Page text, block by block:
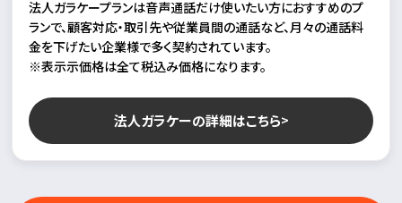
法人ガラケープランは音声通話だけ使いたい方におすすめのプ
ランで、顧客対応・取引先や従業員間の通話など、月々の通話料
金を下げたい企業様で多く契約されています。
※表示示価格は全て税込み価格になります。
法人ガラケーの詳細はこちら